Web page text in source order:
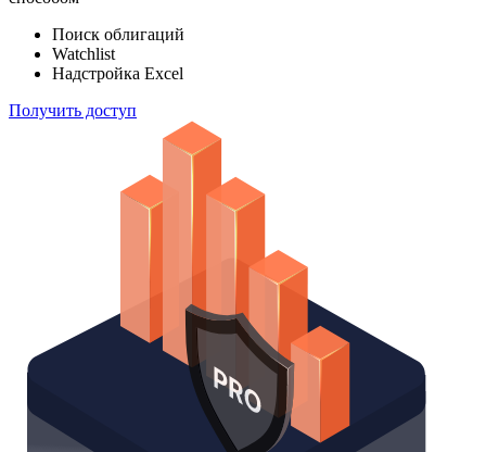
Поиск облигаций
Watchlist
Надстройка Excel
Получить доступ